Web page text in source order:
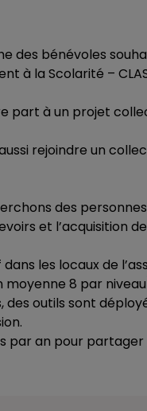
des bénévoles
à la Scolarité –
part à un projet
rejoindre un
des
et l’acquisition
les locaux de
8 par
outils sont
par an pour